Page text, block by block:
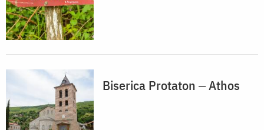
Biserica Protaton ‒ Athos